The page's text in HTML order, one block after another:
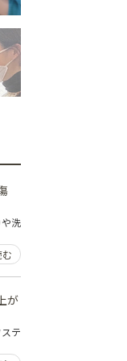
洗
が
テ